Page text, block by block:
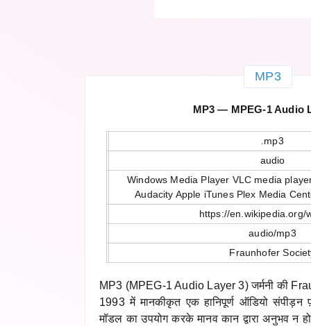
MP3
MP3 — MPEG-1 Audio
.mp3
audio
Windows Media Player VLC media
Audacity Apple iTunes Plex Media
https://en.wikipedia.org/
audio/mp3
Fraunhofer
MP3 (MPEG-1 Audio Layer 3) जर्मनी की
1993 में मानकीकृत एक हानिपूर्ण ऑडियो संपीड़न
मॉडल का उपयोग करके मानव कान द्वारा अनुभव न